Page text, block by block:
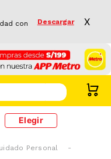
con
Descargar X
Elegir
Personal